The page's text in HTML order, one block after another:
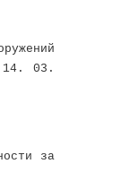
14. 03.
за